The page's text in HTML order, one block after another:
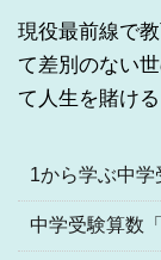
現役最前線で
て差別のない
て人生を賭け
1から学ぶ中
中学受験算数